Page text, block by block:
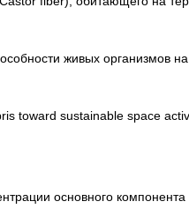
живых организмов
toward sustainable space
основного